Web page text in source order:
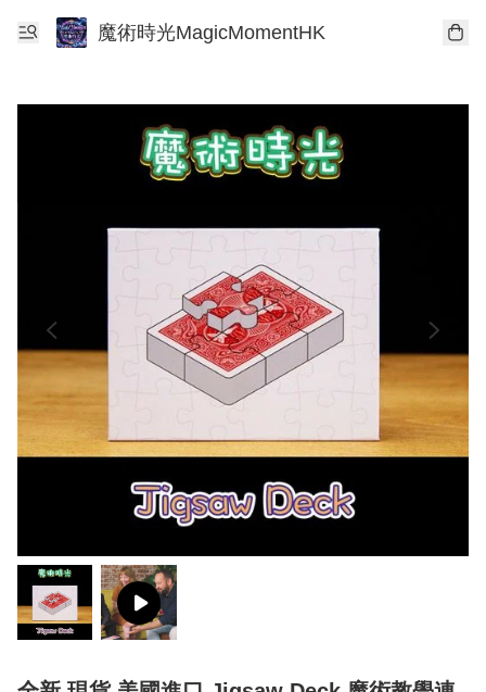
魔術時光MagicMomentHK